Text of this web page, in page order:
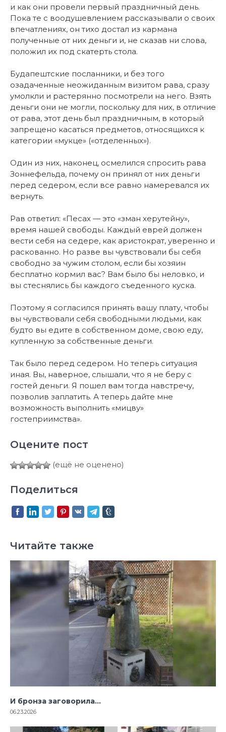
и как они провели первый праздничный день.
Пока те с воодушевлением рассказывали о своих
впечатлениях, он тихо достал из кармана
полученные от них деньги и, не сказав ни слова,
положил их под скатерть стола.
Будапештские посланники, и без того
озадаченные неожиданным визитом рава, сразу
умолкли и растерянно посмотрели на него. Взять
деньги они не могли, поскольку для них, в отличие
от рава, этот день был праздничным, в который
запрещено касаться предметов, относящихся к
категории «мукце» («отделенных»).
Один из них, наконец, осмелился спросить рава
Зоннефельда, почему он принял от них деньги
перед седером, если все равно намеревался их
вернуть.
Рав ответил: «Песах — это «зман херутейну»,
время нашей свободы. Каждый еврей должен
вести себя на седере, как аристократ, уверенно и
раскованно. Но разве вы чувствовали бы себя
свободно за чужим столом, если бы хозяин
бесплатно кормил вас? Вам было бы неловко, и
вы стеснялись бы каждого съеденного куска.
Поэтому я согласился принять вашу плату, чтобы
вы чувствовали себя свободными людьми, как
будто вы едите в собственном доме, свою еду,
купленную за собственные деньги.
Так было перед седером. Но теперь ситуация
иная. Вы, наверное, слышали, что я не беру с
гостей деньги. Я пошел вам тогда навстречу,
позволив заплатить. А теперь дайте мне
возможность выполнить «мицву»
гостеприимства».
Оцените пост
(ещё не оценено)
Поделиться
Читайте также
И бронза заговорила…
06.23.2026